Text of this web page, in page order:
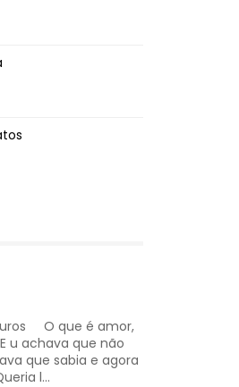
O que é amor,
u achava que não
que sabia e agora
l...